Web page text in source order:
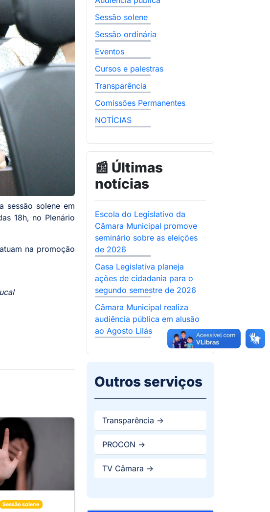
sessão solene em
18h, no Plenário
na promoção
Sessão solene
Sessão solene
Sessão ordinária
Eventos
Cursos e palestras
Transparência
Comissões Permanentes
NOTÍCIAS
📰 Últimas
notícias
Escola do Legislativo da
Câmara Municipal promove
seminário sobre as eleições
de 2026
Casa Legislativa planeja
ações de cidadania para o
segundo semestre de 2026
Câmara Municipal realiza
audiência pública em alusão
ao Agosto Lilás
Outros serviços
Transparência ->
PROCON ->
TV Câmara ->